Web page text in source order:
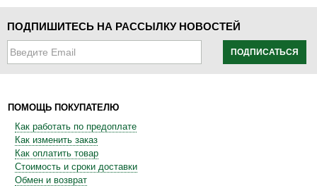
ПОДПИШИТЕСЬ НА РАССЫЛКУ НОВОСТЕЙ
ПОДПИСАТЬСЯ
ПОМОЩЬ ПОКУПАТЕЛЮ
Как работать по предоплате
Как изменить заказ
Как оплатить товар
Стоимость и сроки доставки
Обмен и возврат